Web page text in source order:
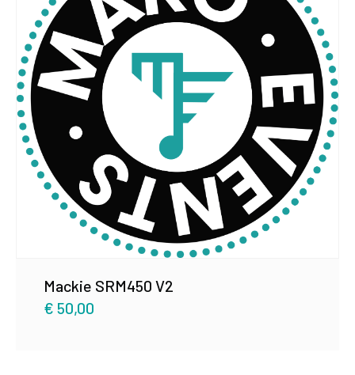
Mackie SRM450 V2
€ 50,00